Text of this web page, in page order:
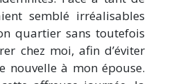
semblé irréalisables
quartier sans toutefois
chez moi, afin d’éviter
nouvelle à mon épouse.